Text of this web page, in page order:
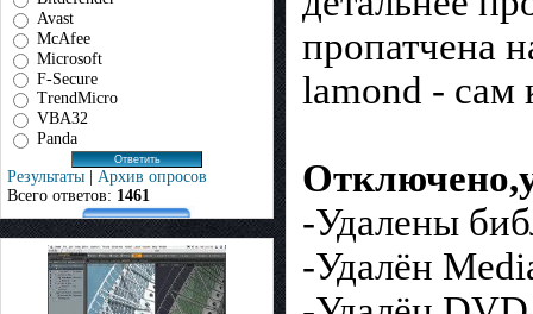
Avast
McAfee
Microsoft
F-Secure
TrendMicro
VBA32
Panda
Результаты | Архив опросов
Всего ответов: 1461
пропатчена
lamond - сам
-Удалены
-Удалён